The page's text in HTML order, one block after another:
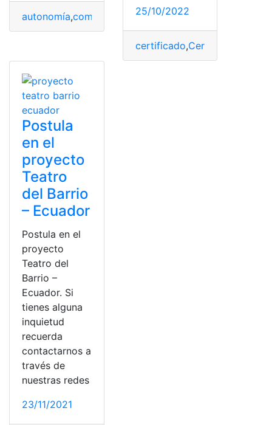
autonomía,comunidad comunidad autónoma
25/10/2022
certificado,Certificados
Postula
en el
proyecto
Teatro
del Barrio
– Ecuador
Postula en el
proyecto
Teatro del
Barrio –
Ecuador. Si
tienes alguna
inquietud
recuerda
contactarnos a
través de
nuestras redes
23/11/2021